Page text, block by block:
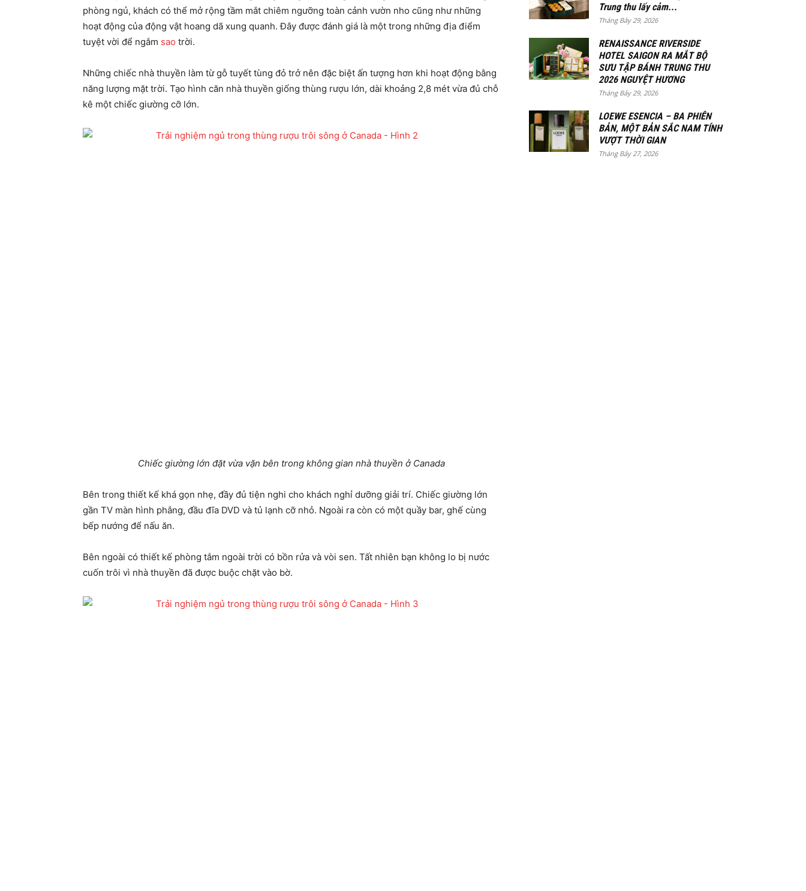
phòng ngủ, khách có thể mở rộng tầm mắt chiêm ngưỡng toàn cảnh vườn nho cũng như những
hoạt động của động vật hoang dã xung quanh. Đây được đánh giá là một trong những địa điểm
tuyệt vời để ngắm sao trời.
Những chiếc nhà thuyền làm từ gỗ tuyết tùng đỏ trở nên đặc biệt ấn tượng hơn khi hoạt động bằng
năng lượng mặt trời. Tạo hình căn nhà thuyền giống thùng rượu lớn, dài khoảng 2,8 mét vừa đủ chỗ
kê một chiếc giường cỡ lớn.
Chiếc giường lớn đặt vừa vặn bên trong không gian nhà thuyền ở Canada
Bên trong thiết kế khá gọn nhẹ, đầy đủ tiện nghi cho khách nghỉ dưỡng giải trí. Chiếc giường lớn
gần TV màn hình phắng, đầu đĩa DVD và tủ lạnh cỡ nhỏ. Ngoài ra còn có một quầy bar, ghế cùng
bếp nướng để nấu ăn.
Bên ngoài có thiết kế phòng tắm ngoài trời có bồn rửa và vòi sen. Tất nhiên bạn không lo bị nước
cuốn trôi vì nhà thuyền đã được buộc chặt vào bờ.
Trung thu lấy cảm...
Tháng Bảy 29, 2026
RENAISSANCE RIVERSIDE
HOTEL SAIGON RA MẮT BỘ
SƯU TẬP BÁNH TRUNG THU
2026 NGUYỆT HƯƠNG
Tháng Bảy 29, 2026
LOEWE ESENCIA – BA PHIÊN
BẢN, MỘT BẢN SẮC NAM TÍNH
VƯỢT THỜI GIAN
Tháng Bảy 27, 2026